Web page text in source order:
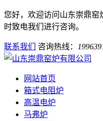
您好，欢迎访问山东崇鼎
时致电我们进行咨询。
联系我们 咨询热线：
网站首页
箱式电阻炉
高温电炉
马弗炉